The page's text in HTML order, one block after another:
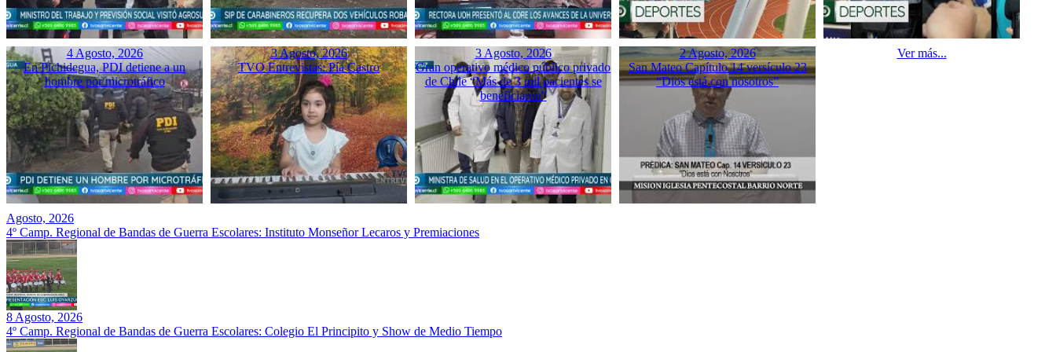
4 Agosto, 2026
En Pichidegua, PDI detiene a un
hombre por microtráfico
3 Agosto, 2026
TVO Entrevistas: Pía Castro
3 Agosto, 2026
Gran operativo médico público privado
de Chile “Más de 3 mil pacientes se
beneficiaron”
2 Agosto, 2026
San Mateo Capítulo 14 versículo 23
“Dios está con nosotros”
Ver más...
Agosto, 2026
4º Camp. Regional de Bandas de Guerra Escolares: Instituto Monseñor Lecaros y Premiaciones
8 Agosto, 2026
4º Camp. Regional de Bandas de Guerra Escolares: Colegio El Principito y Show de Medio Tiempo